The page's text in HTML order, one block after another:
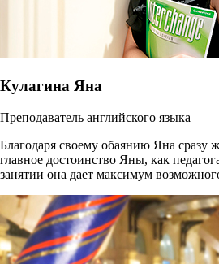
Кулагина Яна
Преподаватель английского языка
Благодаря своему обаянию Яна сразу
главное достоинство Яны, как
занятии она дает максимум